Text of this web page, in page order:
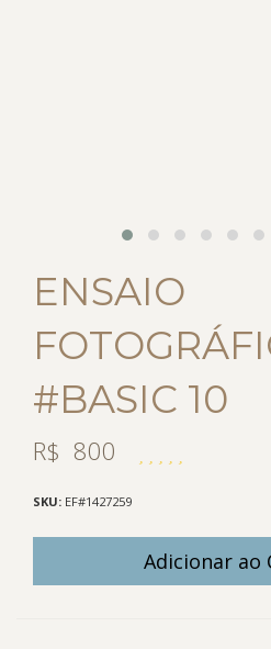
ENSAIO
#BASIC 10
R$ 800
SKU: EF#1427259
Adicionar ao